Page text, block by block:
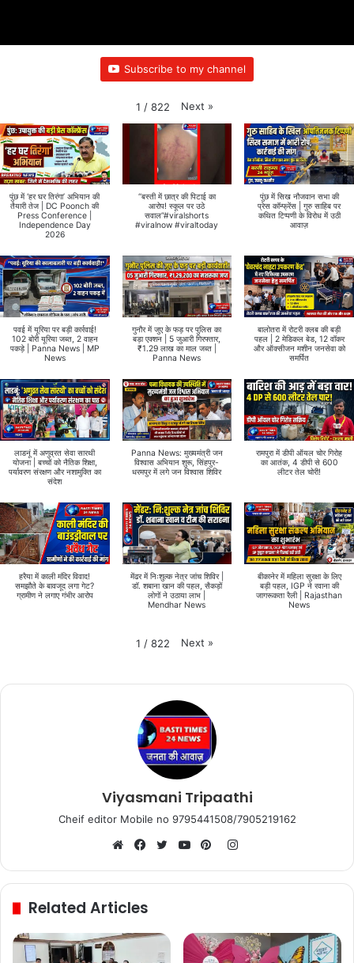
Subscribe to my channel
1 / 822 Next »
पुंछ में ‘हर घर तिरंगा’ अभियान की
तैयारी तेज | DC Poonch की
Press Conference |
Independence Day
2026
“बस्ती में छात्र की पिटाई का
आरोप! स्कूल पर उठे
सवाल”#viralshorts
#viralnow #viraltoday
पुंछ में सिख नौजवान सभा की
प्रेस कॉन्फ्रेंस | गुरु साहिब पर
कथित टिप्पणी के विरोध में उठी
आवाज़
पवई में यूरिया पर बड़ी कार्रवाई!
102 बोरी यूरिया जब्त, 2 वाहन
पकड़े | Panna News | MP
News
गुनौर में जुए के फड़ पर पुलिस का
बड़ा एक्शन | 5 जुआरी गिरफ्तार,
₹1.29 लाख का माल जब्त |
Panna News
बालोतरा में रोटरी क्लब की बड़ी
पहल | 2 मेडिकल बेड, 12 वॉकर
और ऑक्सीजन मशीन जनसेवा को
समर्पित
लाडनूं में अणुव्रत सेवा सारथी
योजना | बच्चों को नैतिक शिक्षा,
पर्यावरण संरक्षण और नशामुक्ति का
संदेश
Panna News: मुख्यमंत्री जन
विश्वास अभियान शुरू, सिंहपुर-
धरमपुर में लगे जन विश्वास शिविर
रामपुरा में डीपी ऑयल चोर गिरोह
का आतंक, 4 डीपी से 600
लीटर तेल चोरी!
हरैया में काली मंदिर विवाद!
समझौते के बावजूद लगा गेट?
ग्रामीण ने लगाए गंभीर आरोप
मेंढर में निःशुल्क नेत्र जांच शिविर |
डॉ. शबाना खान की पहल, सैकड़ों
लोगों ने उठाया लाभ |
Mendhar News
बीकानेर में महिला सुरक्षा के लिए
बड़ी पहल, IGP ने रवाना की
जागरूकता रैली | Rajasthan
News
1 / 822 Next »
Viyasmani Tripaathi
Cheif editor Mobile no 9795441508/7905219162
Instagram
Related Articles